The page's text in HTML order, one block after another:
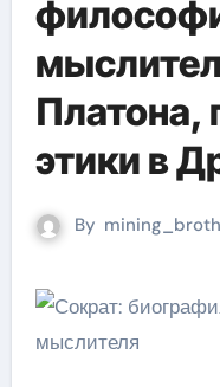
Платона,
этики в
By mining_broth